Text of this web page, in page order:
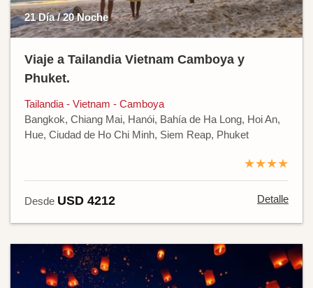
21 Día / 20 Noche
Viaje a Tailandia Vietnam Camboya y
Phuket.
Tailandia - Vietnam - Camboya
Bangkok, Chiang Mai, Hanói, Bahía de Ha Long, Hoi An,
Hue, Ciudad de Ho Chi Minh, Siem Reap, Phuket
★★★★
Desde USD 4212 Detalle